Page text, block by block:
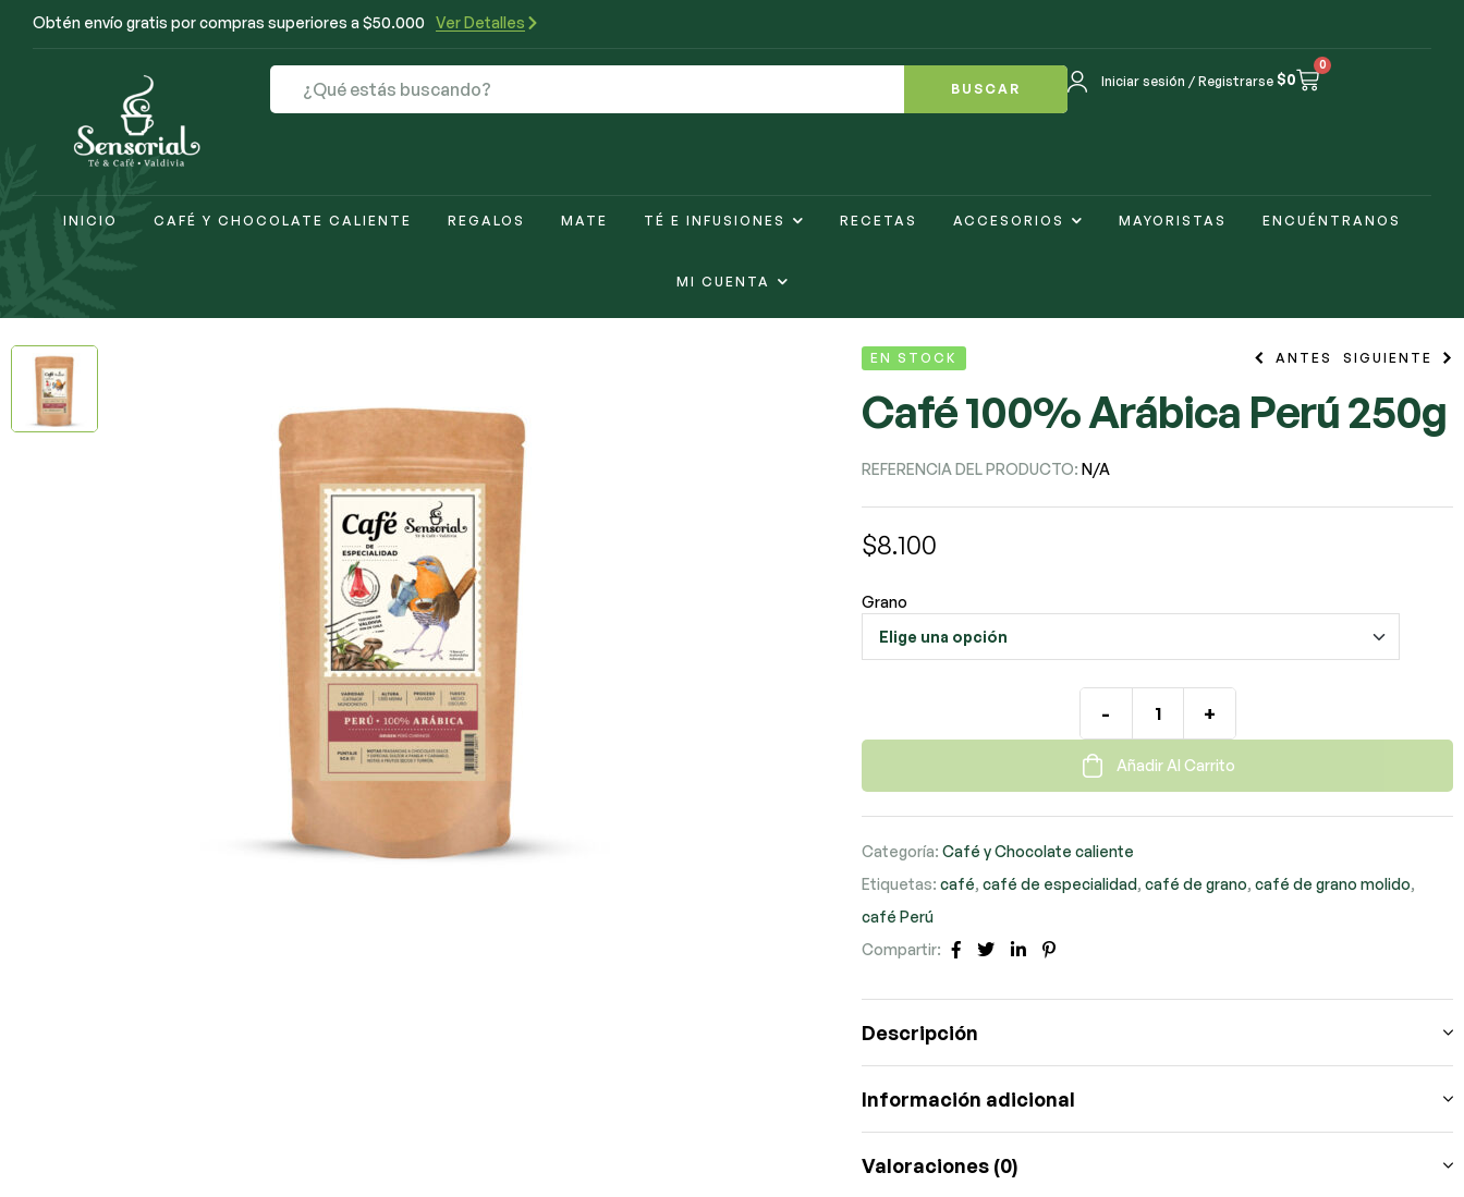
Obtén envío gratis por compras superiores a $50.000 Ver Detalles
BUSCAR Iniciar sesión / Registrarse $0
0
INICIO CAFÉ Y CHOCOLATE CALIENTE REGALOS MATE TÉ E INFUSIONES RECETAS ACCESORIOS MAYORISTAS ENCUÉNTRANOS
MI CUENTA
EN STOCK ANTES SIGUIENTE
Café 100% Arábica Perú 250g
REFERENCIA DEL PRODUCTO:N/A
$8.100
Grano
- +
Añadir Al Carrito
Categoría:Café y Chocolate caliente
Etiquetas:café,café de especialidad,café de grano,café de grano molido,
café Perú
Compartir:
Facebook
TwitterLinkedIn
Descripción
Información adicional
Valoraciones (0)